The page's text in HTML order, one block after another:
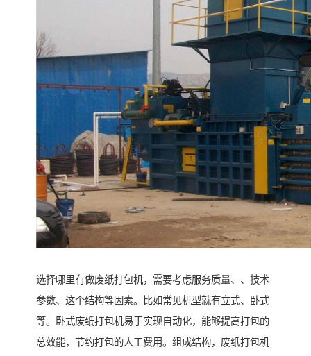
选择哪里有做废纸打包机，需要考虑服务质量、、技术
参数、这个结构等因素。比如常见机型就有立式、卧式
等。卧式废纸打包机易于实现自动化，能够提高打包的
总效能，节约打包的人工费用。组成结构，废纸打包机